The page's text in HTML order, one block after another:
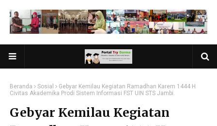
Beranda Sosial
Gebyar Kemilau Kegiatan Ramadhan Karem 1444 H
Civitas Akademika Prodi Sistem Informasi FST UIN STS Jambi.
Gebyar Kemilau Kegiatan